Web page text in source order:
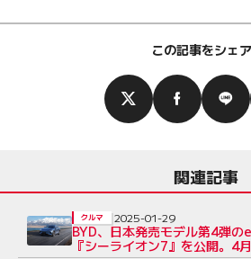
この記事をシェア
関連記事
BYD、日本発売モデル第4弾の
『シーライオン7』を公開。4
クルマ 2025-01-29